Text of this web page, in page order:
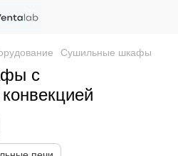
Сушильные шкафы
с